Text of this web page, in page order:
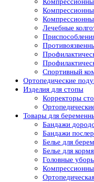
Лечебные
Спортивный
Ортопедические
Изделия для стопы
Корректоры
Товары для
Бандажи
Бандажи
Белье для
Белье для
Головные